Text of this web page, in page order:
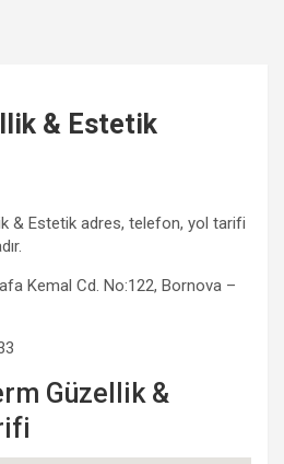
& Estetik
& Estetik adres, telefon, yol tarifi
Kemal Cd. No:122, Bornova –
Güzellik &